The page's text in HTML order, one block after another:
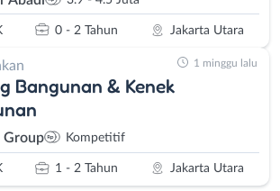
0 - 2 Tahun Jakarta Utara
Bangunan & Kenek
Group Kompetitif
1 - 2 Tahun Jakarta Utara
1 minggu lalu